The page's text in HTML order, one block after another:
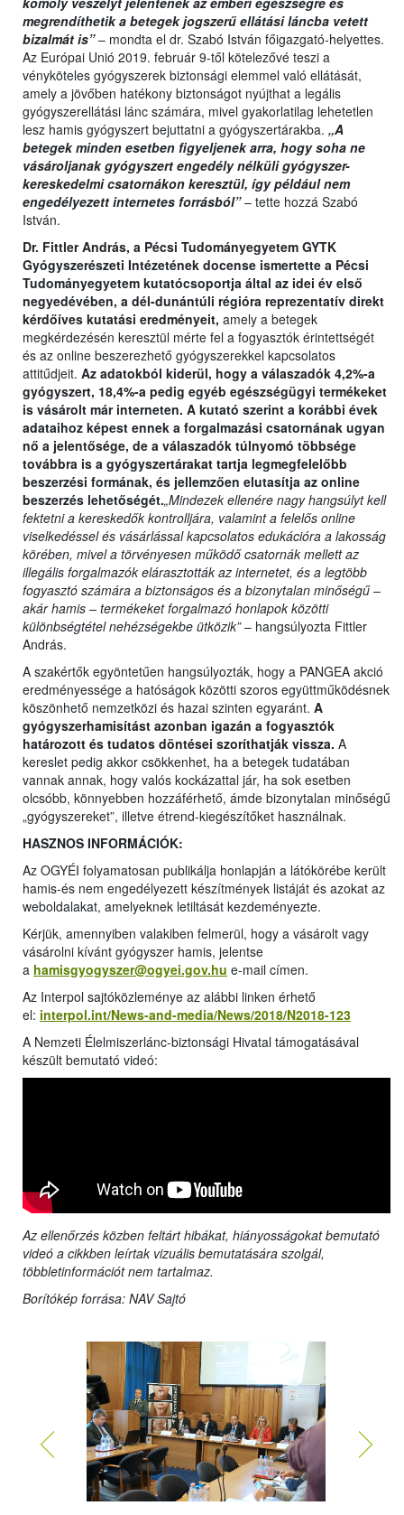
megrendíthetik a betegek jogszerű ellátási láncba vetett
bizalmát is”– mondta el dr. Szabó István főigazgató-helyettes.
Az Európai Unió 2019. február 9-től kötelezővé teszi a
vényköteles gyógyszerek biztonsági elemmel való ellátását,
amely a jövőben hatékony biztonságot nyújthat a legális
gyógyszerellátási lánc számára, mivel gyakorlatilag lehetetlen
lesz hamis gyógyszert bejuttatni a gyógyszertárakba. „A
betegek minden esetben figyeljenek arra, hogy soha ne
vásároljanak gyógyszert engedély nélküli gyógyszer-
kereskedelmi csatornákon keresztül, így például nem
engedélyezett internetes forrásból”– tette hozzá Szabó
István.
Dr. Fittler András, a Pécsi Tudományegyetem GYTK
Gyógyszerészeti Intézetének docense ismertette a Pécsi
Tudományegyetem kutatócsoportja által az idei év első
negyedévében, a dél-dunántúli régióra reprezentatív direkt
kérdőíves kutatási eredményeit, amely a betegek
megkérdezésén keresztül mérte fel a fogyasztók érintettségét
és az online beszerezhető gyógyszerekkel kapcsolatos
attitűdjeit. Az adatokból kiderül, hogy a válaszadók 4,2%-a
gyógyszert, 18,4%-a pedig egyéb egészségügyi termékeket
is vásárolt már interneten. A kutató szerint a korábbi évek
adataihoz képest ennek a forgalmazási csatornának ugyan
nő a jelentősége, de a válaszadók túlnyomó többsége
továbbra is a gyógyszertárakat tartja legmegfelelőbb
beszerzési formának, és jellemzően elutasítja az online
beszerzés lehetőségét.„Mindezek ellenére nagy hangsúlyt kell
fektetni a kereskedők kontrolljára, valamint a felelős online
viselkedéssel és vásárlással kapcsolatos edukációra a lakosság
körében, mivel a törvényesen működő csatornák mellett az
illegális forgalmazók elárasztották az internetet, és a legtöbb
fogyasztó számára a biztonságos és a bizonytalan minőségű –
akár hamis – termékeket forgalmazó honlapok közötti
különbségtétel nehézségekbe ütközik”– hangsúlyozta Fittler
András.
A szakértők egyöntetűen hangsúlyozták, hogy a PANGEA akció
eredményessége a hatóságok közötti szoros együttműködésnek
köszönhető nemzetközi és hazai szinten egyaránt. A
gyógyszerhamisítást azonban igazán a fogyasztók
határozott és tudatos döntései szoríthatják vissza. A
kereslet pedig akkor csökkenhet, ha a betegek tudatában
vannak annak, hogy valós kockázattal jár, ha sok esetben
olcsóbb, könnyebben hozzáférhető, ámde bizonytalan minőségű
„gyógyszereket”, illetve étrend-kiegészítőket használnak.
HASZNOS INFORMÁCIÓK:
Az OGYÉI folyamatosan publikálja honlapján a látókörébe került
hamis-és nem engedélyezett készítmények listáját és azokat az
weboldalakat, amelyeknek letiltását kezdeményezte.
Kérjük, amennyiben valakiben felmerül, hogy a vásárolt vagy
vásárolni kívánt gyógyszer hamis, jelentse
a hamisgyogyszer@ogyei.gov.hu e-mail címen.
Az Interpol sajtóközleménye az alábbi linken érhető
el: interpol.int/News-and-media/News/2018/N2018-123
A Nemzeti Élelmiszerlánc-biztonsági Hivatal támogatásával
készült bemutató videó:
Az ellenőrzés közben feltárt hibákat, hiányosságokat bemutató
videó a cikkben leírtak vizuális bemutatására szolgál,
többletinformációt nem tartalmaz.
Borítókép forrása: NAV Sajtó